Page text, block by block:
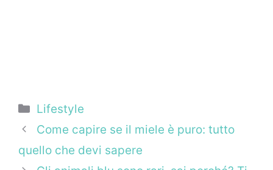
Categorie
Lifestyle
Come capire se il miele è puro: tutto
quello che devi sapere